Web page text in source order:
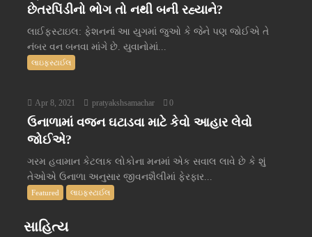
છેતરપિંડીનો ભોગ તો નથી બની રહ્યાને?
લાઈફસ્ટાઇલ: ફેશનનાં આ યુગમાં જુઓ કે જેને પણ જોઈએ તે
નંબર વન બનવા માંગે છે. યુવાનોમાં...
લાઇફસ્ટાઈલ
Apr 8, 2021 pratyakshsamachar 0
ઉનાળામાં વજન ઘટાડવા માટે કેવો આહાર લેવો
જોઈએ?
ગરમ હવામાન કેટલાક લોકોના મનમાં એક સવાલ લાવે છે કે શું
તેઓએ ઉનાળા અનુસાર જીવનશૈલીમાં ફેરફાર...
Featured લાઇફસ્ટાઈલ
સાહિત્ય